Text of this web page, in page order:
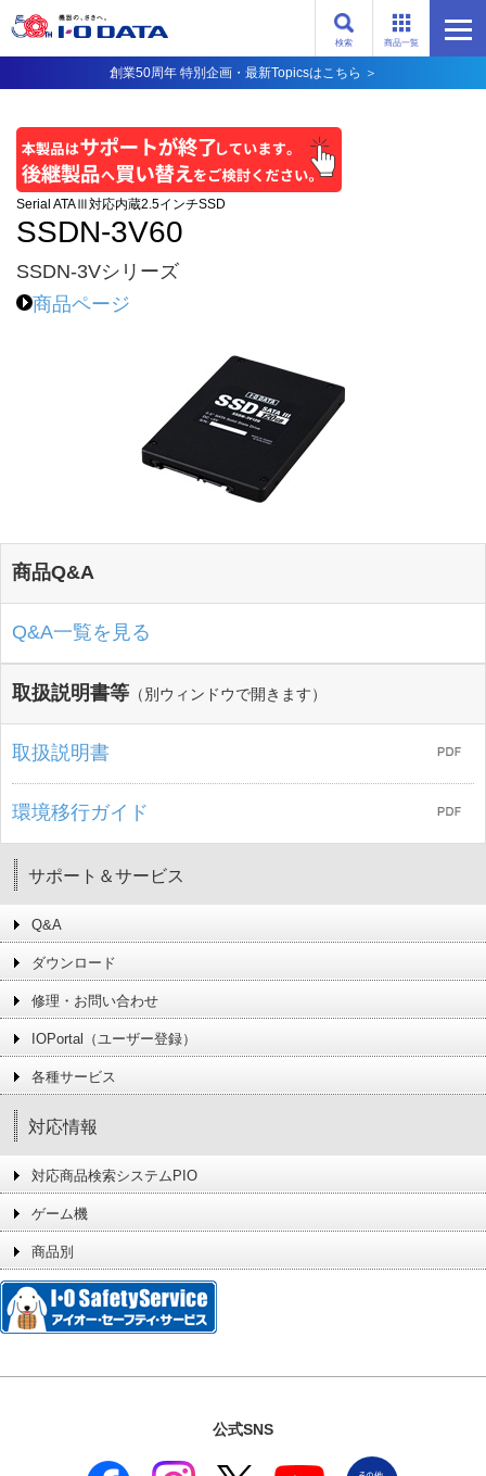
商品一覧
検索
創業50周年 特別企画・最新Topicsはこちら ＞
Serial ATAⅢ対応内蔵2.5インチSSD
SSDN-3V60
SSDN-3Vシリーズ
商品ページ
商品Q&A
Q&A一覧を見る
取扱説明書等 （別ウィンドウで開きます）
取扱説明書
環境移行ガイド
サポート＆サービス
Q&A
ダウンロード
修理・お問い合わせ
IOPortal（ユーザー登録）
各種サービス
対応情報
対応商品検索システムPIO
ゲーム機
商品別
公式SNS